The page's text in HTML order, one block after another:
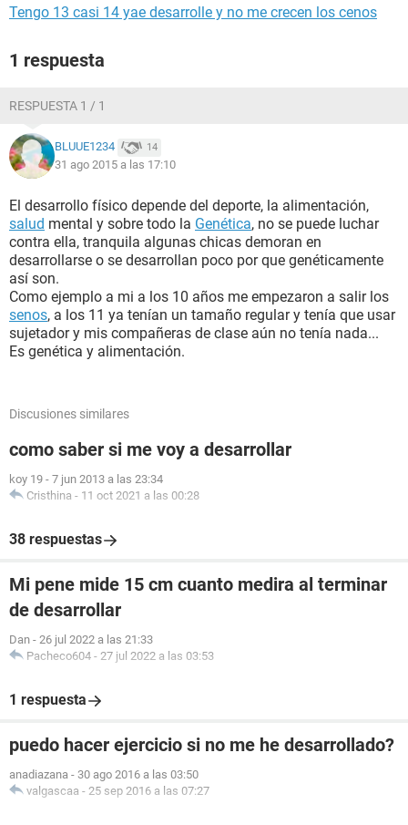
Tengo 13 casi 14 yae desarrolle y no me crecen los cenos
1 respuesta
RESPUESTA 1 / 1
BLUUE1234 14
31 ago 2015 a las 17:10
El desarrollo físico depende del deporte, la alimentación,
salud mental y sobre todo la Genética, no se puede luchar
contra ella, tranquila algunas chicas demoran en
desarrollarse o se desarrollan poco por que genéticamente
así son.
Como ejemplo a mi a los 10 años me empezaron a salir los
senos, a los 11 ya tenían un tamaño regular y tenía que usar
sujetador y mis compañeras de clase aún no tenía nada...
Es genética y alimentación.
Discusiones similares
como saber si me voy a desarrollar
koy 19 - 7 jun 2013 a las 23:34
Cristhina - 11 oct 2021 a las 00:28
38 respuestas
Mi pene mide 15 cm cuanto medira al terminar
de desarrollar
Dan - 26 jul 2022 a las 21:33
Pacheco604 - 27 jul 2022 a las 03:53
1 respuesta
puedo hacer ejercicio si no me he desarrollado?
anadiazana - 30 ago 2016 a las 03:50
valgascaa - 25 sep 2016 a las 07:27